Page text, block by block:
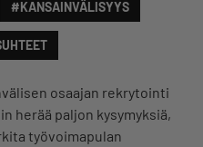
#KANSAINVÄLISYYS
osaajan rekrytointi
herää paljon kysymyksiä,
työvoimapulan